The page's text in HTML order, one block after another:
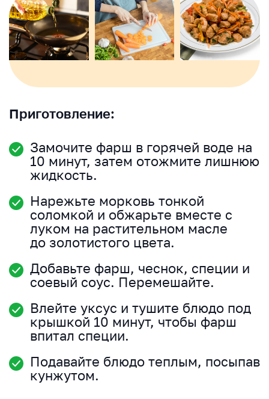
Приготовление:
Замочите фарш в горячей воде на
10 минут, затем отожмите лишнюю
жидкость.
Нарежьте морковь тонкой
соломкой и обжарьте вместе с
луком на растительном масле
до золотистого цвета.
Добавьте фарш, чеснок, специи и
соевый соус. Перемешайте.
Влейте уксус и тушите блюдо под
крышкой 10 минут, чтобы фарш
впитал специи.
Подавайте блюдо теплым, посыпав
кунжутом.